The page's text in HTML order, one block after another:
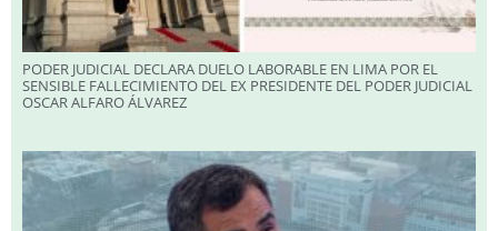
PODER JUDICIAL DECLARA DUELO LABORABLE EN LIMA POR EL
SENSIBLE FALLECIMIENTO DEL EX PRESIDENTE DEL PODER JUDICIAL
OSCAR ALFARO ÁLVAREZ